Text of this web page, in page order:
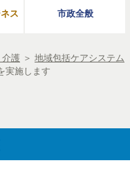
ス 市政全般
介護 ＞ 地域包括ケアシステム
実施します